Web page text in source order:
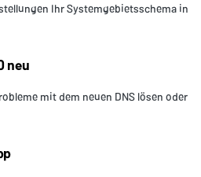
Ihr Systemgebietsschema in
neu
mit dem neuen DNS lösen oder